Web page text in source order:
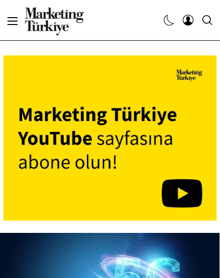
Dergiler
Etkinlikler